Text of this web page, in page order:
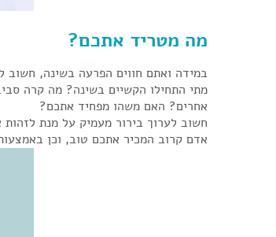
מה מטריד אתכם?
במידה ואתם חווים הפרעה בשינה, חשוב
מתי התחילו הקשיים בשינה? מה קרה
אחרים? האם משהו מפחיד אתכם?
חשוב לערוך בירור מעמיק על מנת
אדם קרוב המכיר אתכם טוב, וכן